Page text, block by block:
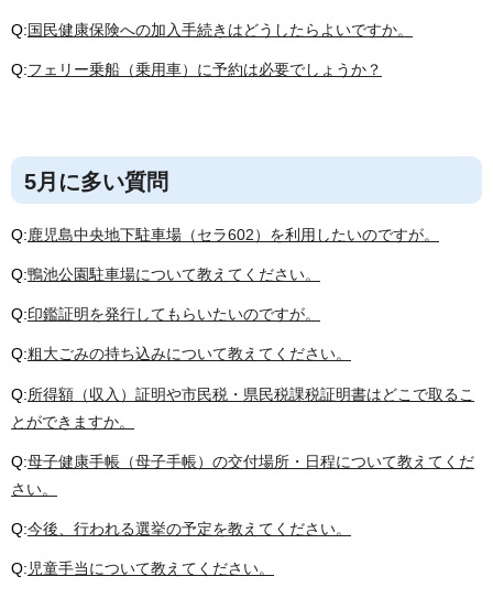
Q:国民健康保険への加入手続きはどうしたらよいですか。
Q:フェリー乗船（乗用車）に予約は必要でしょうか？
5月に多い質問
Q:鹿児島中央地下駐車場（セラ602）を利用したいのですが。
Q:鴨池公園駐車場について教えてください。
Q:印鑑証明を発行してもらいたいのですが。
Q:粗大ごみの持ち込みについて教えてください。
Q:所得額（収入）証明や市民税・県民税課税証明書はどこで取るこ
とができますか。
Q:母子健康手帳（母子手帳）の交付場所・日程について教えてくだ
さい。
Q:今後、行われる選挙の予定を教えてください。
Q:児童手当について教えてください。